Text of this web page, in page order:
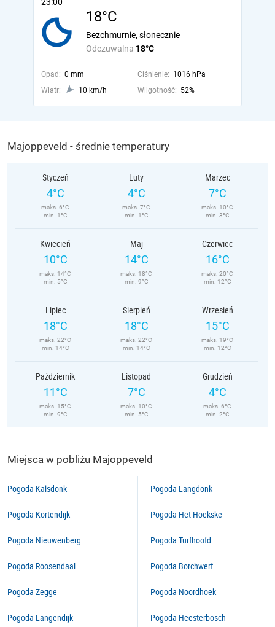
18°C
Odczuwalna 18°C
Bezchmurnie, słonecznie
Opad: 0 mm Ciśnienie: 1016 hPa
Wiatr:
10 km/h Wilgotność: 52%
Majoppeveld - średnie temperatury
Styczeń
4°C
maks. 6°C
min. 1°C
Luty
4°C
maks. 7°C
min. 1°C
Marzec
7°C
maks. 10°C
min. 3°C
Kwiecień
10°C
maks. 14°C
min. 5°C
Maj
14°C
maks. 18°C
min. 9°C
Czerwiec
16°C
maks. 20°C
min. 12°C
Lipiec
18°C
maks. 22°C
min. 14°C
Sierpień
18°C
maks. 22°C
min. 14°C
Wrzesień
15°C
maks. 19°C
min. 12°C
Październik
11°C
maks. 15°C
min. 9°C
Listopad
7°C
maks. 10°C
min. 5°C
Grudzień
4°C
maks. 6°C
min. 2°C
Miejsca w pobliżu Majoppeveld
Pogoda Kalsdonk
Pogoda Kortendijk
Pogoda Nieuwenberg
Pogoda Roosendaal
Pogoda Zegge
Pogoda Langendijk
Pogoda Langdonk
Pogoda Het Hoekske
Pogoda Turfhoofd
Pogoda Borchwerf
Pogoda Noordhoek
Pogoda Heesterbosch